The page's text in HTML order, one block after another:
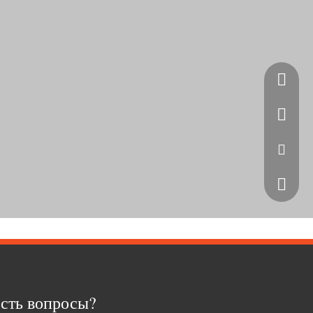
вопросы?
Скайп